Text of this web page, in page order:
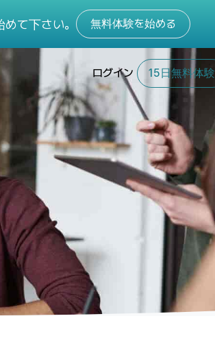
て下さい。 無料体験を始める
ログイン 15日無料体験